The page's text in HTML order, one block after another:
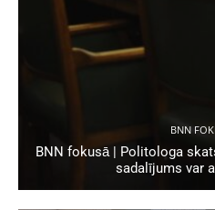
BNN
BNN fokusā | Politologa
sadalījums var